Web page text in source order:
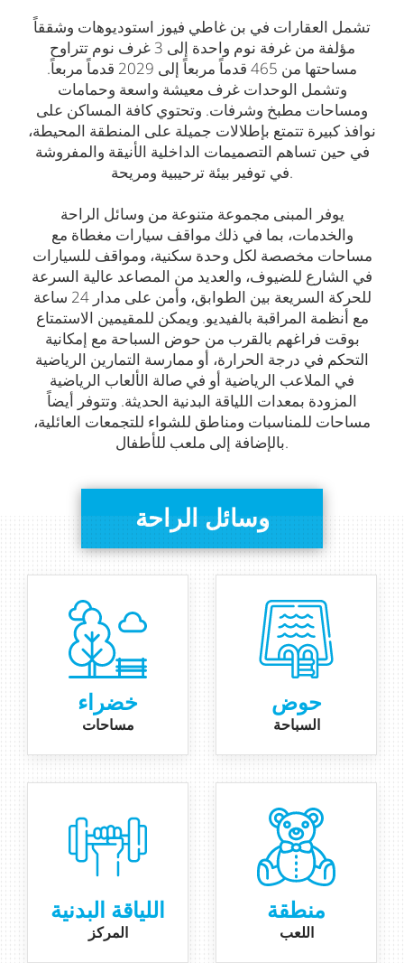
تشمل العقارات في بن غاطي فيوز استوديوهات وشققاً
مؤلفة من غرفة نوم واحدة إلى 3 غرف نوم تتراوح
مساحتها من 465 قدماً مربعاً إلى 2029 قدماً مربعاً.
وتشمل الوحدات غرف معيشة واسعة وحمامات
ومساحات مطبخ وشرفات. وتحتوي كافة المساكن على
نوافذ كبيرة تتمتع بإطلالات جميلة على المنطقة المحيطة،
في حين تساهم التصميمات الداخلية الأنيقة والمفروشة
في توفير بيئة ترحيبية ومريحة.
يوفر المبنى مجموعة متنوعة من وسائل الراحة
والخدمات، بما في ذلك مواقف سيارات مغطاة مع
مساحات مخصصة لكل وحدة سكنية، ومواقف للسيارات
في الشارع للضيوف، والعديد من المصاعد عالية السرعة
للحركة السريعة بين الطوابق، وأمن على مدار 24 ساعة
مع أنظمة المراقبة بالفيديو. ويمكن للمقيمين الاستمتاع
بوقت فراغهم بالقرب من حوض السباحة مع إمكانية
التحكم في درجة الحرارة، أو ممارسة التمارين الرياضية
في الملاعب الرياضية أو في صالة الألعاب الرياضية
المزودة بمعدات اللياقة البدنية الحديثة. وتتوفر أيضاً
مساحات للمناسبات ومناطق للشواء للتجمعات العائلية،
بالإضافة إلى ملعب للأطفال.
وسائل الراحة
خضراء
مساحات
حوض
السباحة
اللياقة البدنية
المركز
منطقة
اللعب